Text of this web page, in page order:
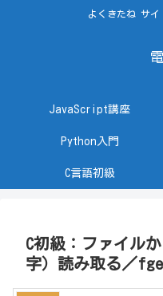
よくきたね サイ
JavaScript講座
Python入門
C言語初級
C初級：ファイル
字）読み取る／